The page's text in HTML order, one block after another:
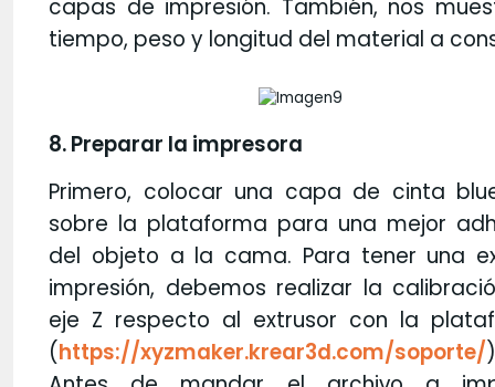
capas de impresión. También, nos
tiempo, peso y longitud del material a
8. Preparar la impresora
Primero, colocar una capa de cinta
sobre la plataforma para una mejor
del objeto a la cama. Para tener una
impresión, debemos realizar la
eje Z respecto al extrusor con la
(https://xyzmaker.krear3d.com/soporte/